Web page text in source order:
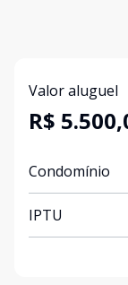
Valor aluguel
R$
Condomínio
IPTU